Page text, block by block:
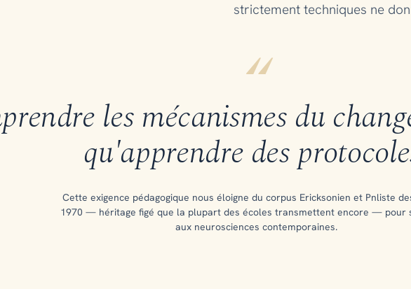
strictement techniques ne
“
les mécanismes du
qu'apprendre des
Cette exigence pédagogique nous éloigne du corpus Ericksonien et Pnliste
1970 — héritage figé que la plupart des écoles transmettent encore — pour
aux neurosciences contemporaines.